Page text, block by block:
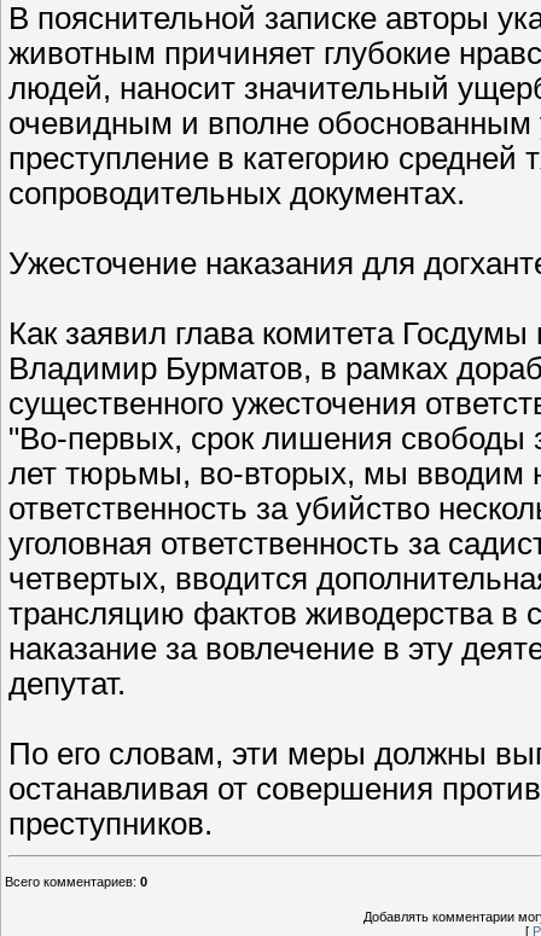
В пояснительной записке авторы
животным причиняет глубокие
людей, наносит значительный
очевидным и вполне обоснованным
преступление в категорию средней
сопроводительных документах.
Ужесточение наказания для
Как заявил глава комитета
Владимир Бурматов, в рамках
существенного ужесточения
"Во-первых, срок лишения свободы
лет тюрьмы, во-вторых, мы вводим
ответственность за убийство
уголовная ответственность за
четвертых, вводится
трансляцию фактов живодерства в
наказание за вовлечение в эту
депутат.
По его словам, эти меры должны
останавливая от совершения
преступников.
Всего комментариев: 0
Добавлять комментарии
[